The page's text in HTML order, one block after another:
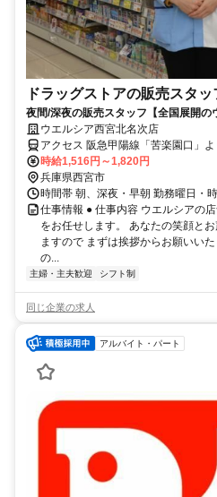
ドラッグストアの販売スタッ
夜間/深夜の販売スタッフ【全国展開の
時間帯加給/深夜割増あり☆
ウエルシア西宮北名次店
アクセス 阪急甲陽線「苦楽園口」
時給1,516円～1,820円
兵庫県西宮市
時間帯 朝、深夜・早朝 勤務曜日・
仕事情報 ● 仕事内容 ウエルシアの
をお任せします。 あなたの笑顔と
ますので まずは挨拶からお願いい
の...
主婦・主夫歓迎 シフト制
同じ企業の求人
アルバイト・パート